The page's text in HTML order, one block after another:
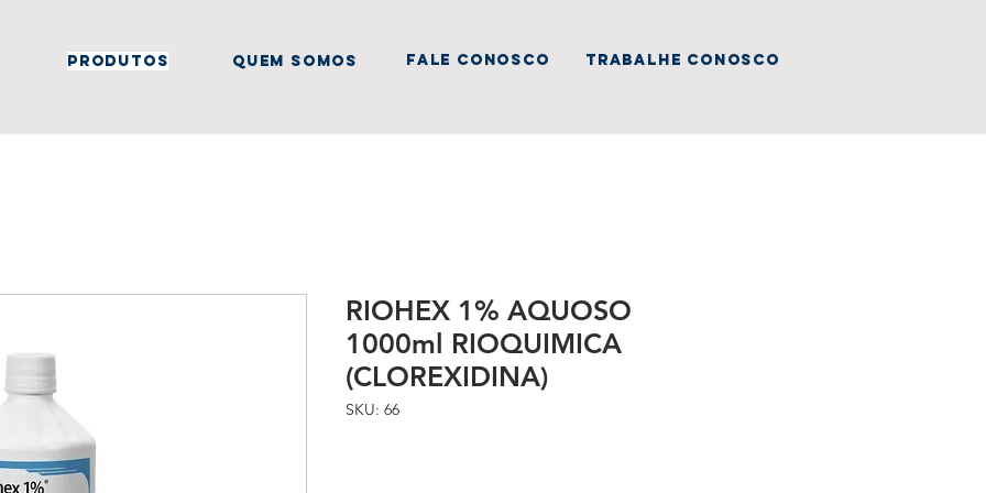
produtos quem somos fale conosco trabalhe conosco
RIOHEX 1% AQUOSO
1000ml RIOQUIMICA
(CLOREXIDINA)
SKU: 66